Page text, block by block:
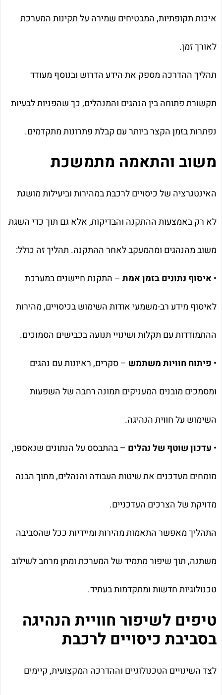
איכות תקופתיות, המבטיחים שמירה על תקינות המערכת
לאורך זמן.
תהליך ההדרכה מספק את הידע הדרוש ובנוסף מעודד
תקשורת פתוחה בין הנהגים והמנהלים, כך שהפניות לבעיות
נפתרות בזמן הקצר ביותר עם קבלת פתרונות מתקדמים.
משוב והתאמה מתמשכת
האינטגרציה של כיסויים לרכבת במהירות וביעילות מושגת
לא רק באמצעות ההתקנה והבדיקות, אלא גם תוך כדי השגת
משוב מהנהגים ומהמעקב לאחר ההתקנה. תהליך זה כולל:
•איסוף נתונים בזמן אמת – התקנת חיישנים במערכת
לאיסוף מידע רב-משמעי אודות השימוש בכיסויים, מהירות
ההתמודדות עם תקלות ושינויי תנועה בכבישים הסמוכים.
• פיתוח חוויות משתמש – סקרים, ראיונות עם נהגים
ומסמכים מובנים המעניקים תמונה רחבה של השפעות
השימוש על חווית הנהיגה.
• עדכון שוטף של נהלים – בהתבסס על הנתונים שנאספו,
מומחים מעדכנים את שיטות העבודה והנהלים, מתוך הבנה
מדויקת של הצרכים העדכניים.
התהליך מאפשר התאמות מהירות ומיידיות ככל שהסביבה
משתנה, תוך שיפור מתמיד של המערכת ומתן מרחב לשילוב
טכנולוגיות חדשות ומתקדמות בעתיד.
טיפים לשיפור חוויית הנהיגה
בסביבת כיסויים לרכבת
לצד השינויים הטכנולוגיים וההדרכה המקצועית, קיימים